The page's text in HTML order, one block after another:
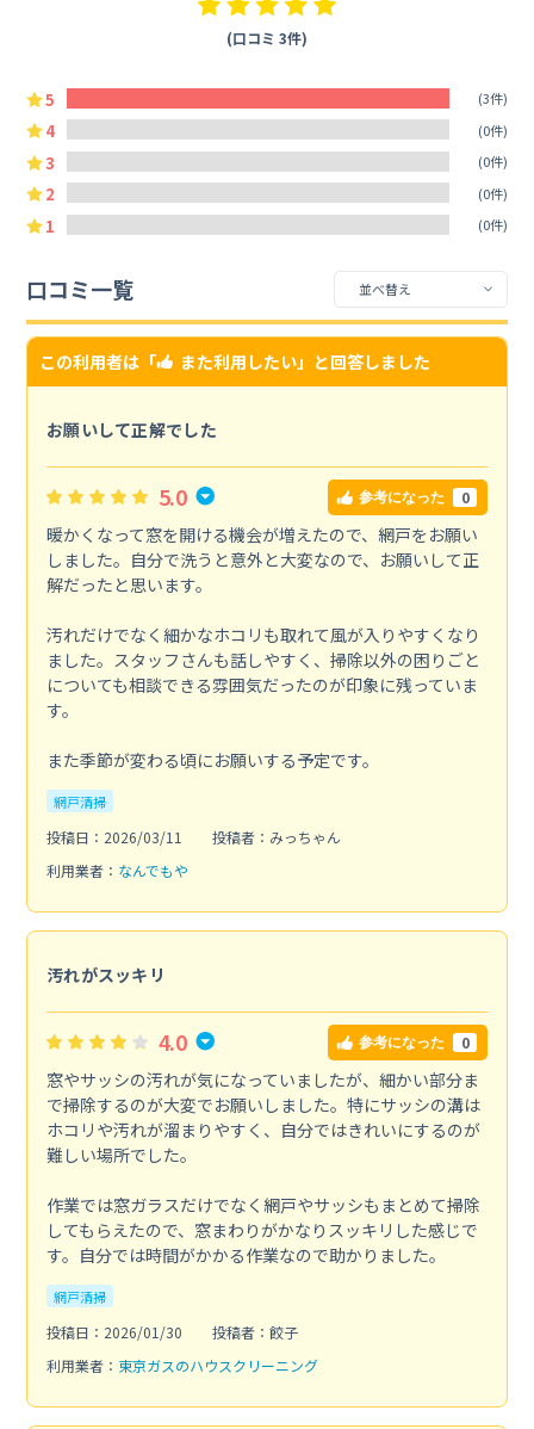
(口コミ 3件)
5 (3件)
4 (0件)
3 (0件)
2 (0件)
1 (0件)
口コミ一覧
この利用者は「 また利用したい」と回答しました
お願いして正解でした
5.0 参考になった 0
暖かくなって窓を開ける機会が増えたので、網戸をお願い
しました。自分で洗うと意外と大変なので、お願いして正
解だったと思います。
汚れだけでなく細かなホコリも取れて風が入りやすくなり
ました。スタッフさんも話しやすく、掃除以外の困りごと
についても相談できる雰囲気だったのが印象に残っていま
す。
また季節が変わる頃にお願いする予定です。
網戸清掃
投稿日：2026/03/11
投稿者：みっちゃん
利用業者： なんでもや
汚れがスッキリ
4.0 参考になった 0
窓やサッシの汚れが気になっていましたが、細かい部分ま
で掃除するのが大変でお願いしました。特にサッシの溝は
ホコリや汚れが溜まりやすく、自分ではきれいにするのが
難しい場所でした。
作業では窓ガラスだけでなく網戸やサッシもまとめて掃除
してもらえたので、窓まわりがかなりスッキリした感じで
す。自分では時間がかかる作業なので助かりました。
網戸清掃
投稿日：2026/01/30
投稿者：餃子
利用業者： 東京ガスのハウスクリーニング